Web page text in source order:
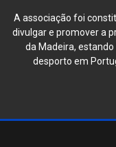
A associação foi
divulgar e promover a
da Madeira,
desporto em